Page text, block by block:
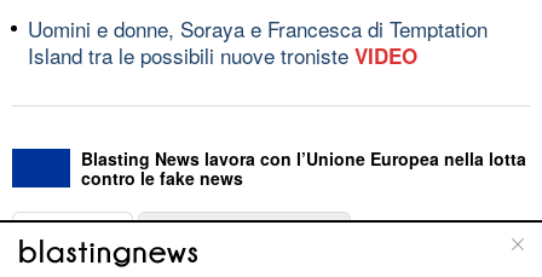
Uomini e donne, Soraya e Francesca di Temptation
Island tra le possibili nuove troniste VIDEO
Blasting News lavora con l’Unione Europea nella lotta
contro le fake news
ABOUT